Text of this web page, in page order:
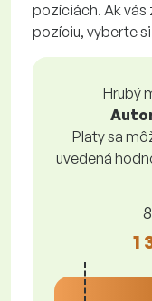
pozíciách. Ak vás
pozíciu, vyberte
Hrubý
Platy sa
uvedená
1